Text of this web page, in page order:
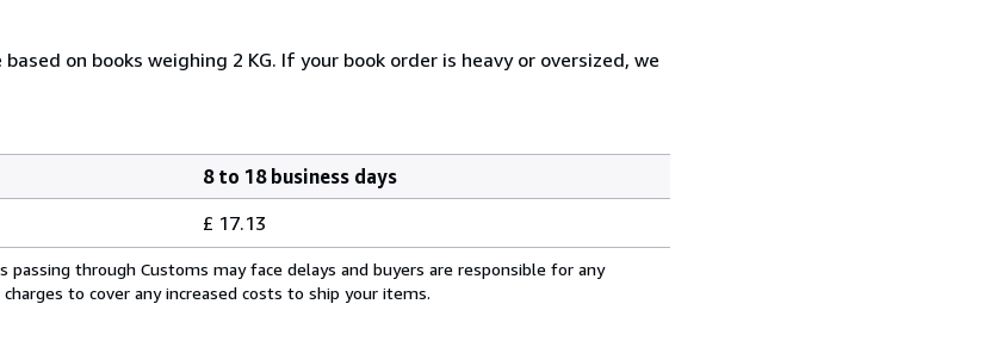
on books weighing 2 KG. If your book order is heavy or oversized, we
8 to 18 business days
£ 17.13
through Customs may face delays and buyers are responsible for any
to cover any increased costs to ship your items.